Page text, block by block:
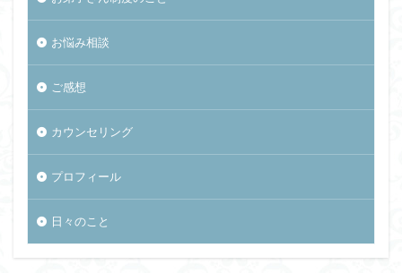
お悩み相談
ご感想
カウンセリング
プロフィール
日々のこと